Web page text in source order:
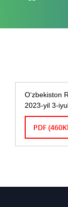
O‘zbekiston
2023-yil 3-
PDF